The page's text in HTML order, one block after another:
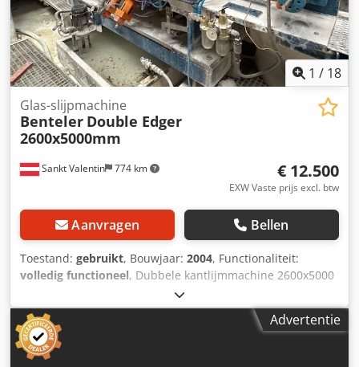
bestemmingsort Duitsland). Verwachte beschikbaarheid:
oktober 2026
1 / 18
Sankt Valentin 774 km
Glas-slijpmachine
Benteler Double Edger
2600x5000mm
€ 12.500
EXW Vaste prijs excl. btw
Aanvragen Bellen
Toestand: gebruikt, Bouwjaar: 2004, Functionaliteit:
volledig functioneel, Dubbele kantlijmmachine 2600x5000
Advertentie